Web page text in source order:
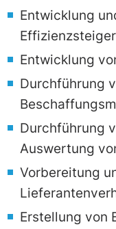
Entwicklung
Entwicklung
Durchführung
Durchführung
Auswertung
Vorbereitung
Erstellung von